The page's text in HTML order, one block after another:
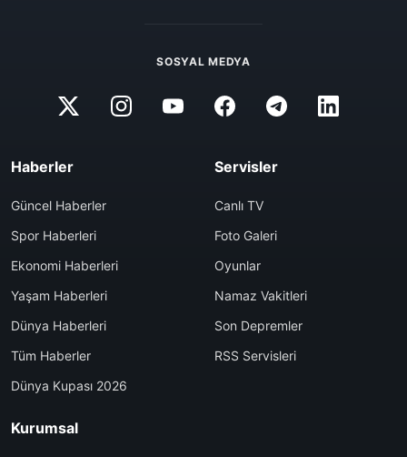
SOSYAL MEDYA
Haberler
Güncel Haberler
Spor Haberleri
Ekonomi Haberleri
Yaşam Haberleri
Dünya Haberleri
Tüm Haberler
Dünya Kupası 2026
Servisler
Canlı TV
Foto Galeri
Oyunlar
Namaz Vakitleri
Son Depremler
RSS Servisleri
Kurumsal